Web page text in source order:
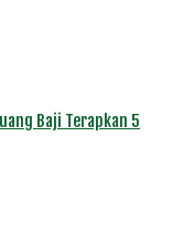
Baji Terapkan 5